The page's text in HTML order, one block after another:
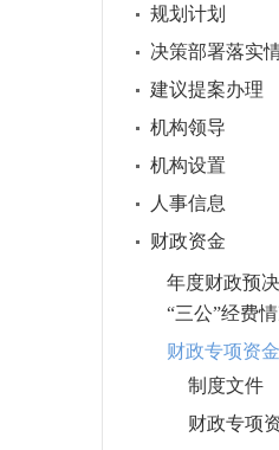
规划计划
决策部署落实
建议提案办理
机构领导
机构设置
人事信息
财政资金
年度财政预
“三公”经费
财政专项资金
制度文件
财政专项